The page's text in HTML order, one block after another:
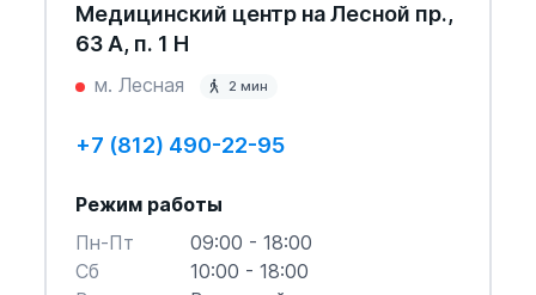
Медицинский центр на Лесной пр.,
63 А, п. 1 Н
м. Лесная 2 мин
+7 (812) 490-22-95
Режим работы
Пн-Пт
09:00 - 18:00
Cб
10:00 - 18:00